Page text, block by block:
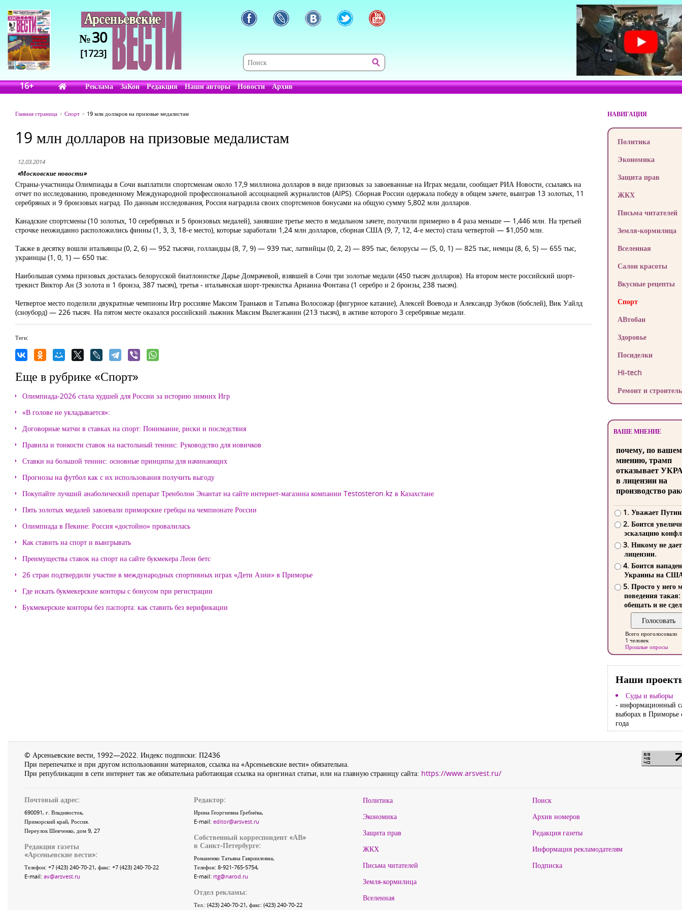
№30
[1723]
16+ Реклама ЗаКон Редакция Наши авторы Новости Архив
Главная страница Спорт 19 млн долларов на призовые медалистам
19 млн долларов на призовые медалистам
12.03.2014
«Московские новости»
Страны-участницы Олимпиады в Сочи выплатили спортсменам около 17,9 миллиона долларов в виде призовых за завоеванные на Играх медали, сообщает РИА Новости, ссылаясь на
отчет по исследованию, проведенному Международной профессиональной ассоциацией журналистов (AIPS). Сборная России одержала победу в общем зачете, выиграв 13 золотых, 11
серебряных и 9 бронзовых наград. По данным исследования, Россия наградила своих спортсменов бонусами на общую сумму 5,802 млн долларов.
Канадские спортсмены (10 золотых, 10 серебряных и 5 бронзовых медалей), занявшие третье место в медальном зачете, получили примерно в 4 раза меньше — 1,446 млн. На третьей
строчке неожиданно расположились финны (1, 3, 3, 18-е место), которые заработали 1,24 млн долларов, сборная США (9, 7, 12, 4-е место) стала четвертой — $1,050 млн.
Также в десятку вошли итальянцы (0, 2, 6) — 952 тысячи, голландцы (8, 7, 9) — 939 тыс, латвийцы (0, 2, 2) — 895 тыс, белорусы — (5, 0, 1) — 825 тыс, немцы (8, 6, 5) — 655 тыс,
украинцы (1, 0, 1) — 650 тыс.
Наибольшая сумма призовых досталась белорусской биатлонистке Дарье Домрачевой, взявшей в Сочи три золотые медали (450 тысяч долларов). На втором месте российский шорт-
трекист Виктор Ан (3 золота и 1 бронза, 387 тысяч), третья - итальянская шорт-трекистка Арианна Фонтана (1 серебро и 2 бронзы, 238 тысяч).
Четвертое место поделили двукратные чемпионы Игр россияне Максим Траньков и Татьяна Волосожар (фигурное катание), Алексей Воевода и Александр Зубков (бобслей), Вик Уайлд
(сноуборд) — 226 тысяч. На пятом месте оказался российский лыжник Максим Вылегжанин (213 тысяч), в активе которого 3 серебряные медали.
Теги:
Еще в рубрике «Спорт»
Олимпиада-2026 стала худшей для России за историю зимних Игр
«В голове не укладывается»:
Договорные матчи в ставках на спорт: Понимание, риски и последствия
Правила и тонкости ставок на настольный теннис: Руководство для новичков
Ставки на большой теннис: основные принципы для начинающих
Прогнозы на футбол как с их использования получить выгоду
Покупайте лучший анаболический препарат Тренболон Энантат на сайте интернет-магазина компании Testosteron.kz в Казахстане
Пять золотых медалей завоевали приморские гребцы на чемпионате России
Олимпиада в Пекине: Россия «достойно» провалилась
Как ставить на спорт и выигрывать
Преимущества ставок на спорт на сайте букмекера Леон бетс
26 стран подтвердили участие в международных спортивных играх «Дети Азии» в Приморье
Где искать букмекерские конторы с бонусом при регистрации
Букмекерские конторы без паспорта: как ставить без верификации
НАВИГАЦИЯ
Политика
Экономика
Защита прав
ЖКХ
Письма читателей
Земля-кормилица
Вселенная
Салон красоты
Вкусные рецепты
Спорт
АВтобан
Здоровье
Посиделки
Hi-tech
Ремонт и
ВАШЕ МНЕНИЕ
почему, по
мнению, трамп
отказывает
в лицензии на
производство
1. Уважает
2. Боится
эскалацию
3. Никому не
лицензии.
4. Боится
Украины на
5. Просто у него
поведения такая:
обещать и не
Всего проголосовало
1 человек
Прошлые опросы
Наши
Суды и выборы
- информационный
выборах в Приморье
года
© Арсеньевские вести, 1992—2022. Индекс подписки: П2436
При перепечатке и при другом использовании материалов, ссылка на «Арсеньевские вести» обязательна.
При републикации в сети интернет так же обязательна работающая ссылка на оригинал статьи, или на главную страницу сайта: https://www.arsvest.ru/
Почтовый адрес:
690091, г. Владивосток,
Приморский край, Россия.
Переулок Шевченко, дом 9, 27
Редакция газеты
«Арсеньевские вести»:
Телефон: +7 (423) 240-70-21, факс: +7 (423) 240-70-22
E-mail: av@arsvest.ru
Редактор:
Ирина Георгиевна Гребнёва,
E-mail: editor@arsvest.ru
Собственный корреспондент «АВ»
в Санкт-Петербурге:
Романенко Татьяна Гаврииловна,
Телефон: 8-921-765-5754,
E-mail: rtg@narod.ru
Отдел рекламы:
Тел.: (423) 240-70-21, факс: (423) 240-70-22
Политика
Экономика
Защита прав
ЖКХ
Письма читателей
Земля-кормилица
Вселенная
Поиск
Архив номеров
Редакция газеты
Информация рекламодателям
Подписка